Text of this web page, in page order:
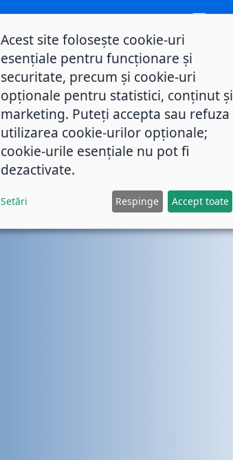
INTEGRITATE
Acest site folosește cookie-uri
esențiale pentru funcționare și
securitate, precum și cookie-uri
opționale pentru statistici, conținut și
marketing. Puteți accepta sau refuza
utilizarea cookie-urilor opționale;
cookie-urile esențiale nu pot fi
dezactivate.
Setări Respinge Accept toate